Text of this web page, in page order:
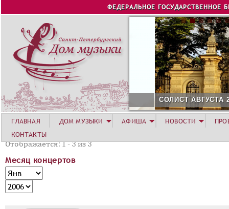
Jump to navigation
ФЕДЕРАЛЬНОЕ ГОСУДАРСТВЕННОЕ
СОЛИСТ АВГУСТА 2026
Отображается: 1 - 3 из 3
Месяц концертов
М
е
с
М
е
с
Г
о
ГЛАВНАЯ ДОМ МУЗЫКИ АФИША НОВОСТИ
КОНТАКТЫ